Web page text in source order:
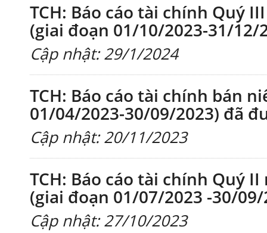
TCH: Báo cáo tài chính Quý
(giai đoạn 01/10/2023-31/12/
Cập nhật: 29/1/2024
TCH: Báo cáo tài chính bán
01/04/2023-30/09/2023) đã
Cập nhật: 20/11/2023
TCH: Báo cáo tài chính Quý
(giai đoạn 01/07/2023 -30/09/
Cập nhật: 27/10/2023